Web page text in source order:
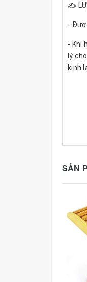
✍️
-
- Khí
lý
kinh
✔
✔
✔ 5
💎
- Mã
- Số
-
SẢN